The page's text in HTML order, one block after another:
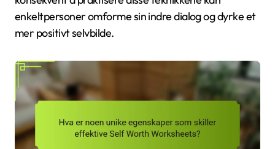
enkeltpersoner omforme sin indre dialog og dyrke et
mer positivt selvbilde.